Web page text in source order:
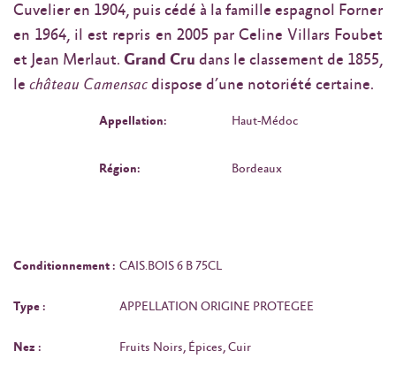
Cuvelier en 1904, puis cédé à la famille espagnol Forner
en 1964, il est repris en 2005 par Celine Villars Foubet
et Jean Merlaut. Grand Cru dans le classement de 1855,
le château Camensac dispose d’une notoriété certaine.
Appellation: Haut-Médoc
Région: Bordeaux
Conditionnement : CAIS.BOIS 6 B 75CL
Type : APPELLATION ORIGINE PROTEGEE
Nez : Fruits Noirs, Épices, Cuir